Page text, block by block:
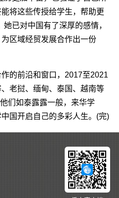
将这些传授给学生，帮助更
已对中国有了深厚的感情，
区域经贸发展合作出一份
前沿和窗口，2017至2021
老挝、缅甸、泰国、越南等
们如泰露露一般，来华学
国开启自己的多彩人生。(完)